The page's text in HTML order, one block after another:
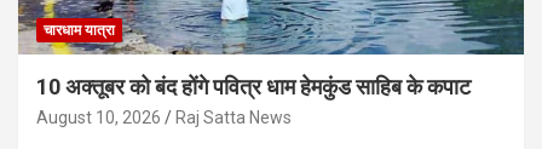
चारधाम यात्रा
10 अक्तूबर को बंद होंगे पवित्र धाम हेमकुंड साहिब के कपाट
August 10, 2026 Raj Satta News